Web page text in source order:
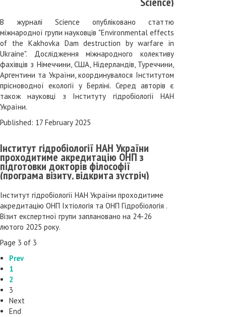
В журналі Science опубліковано статтю
міжнародної групи науковців "Environmental effects
of the Kakhovka Dam destruction by warfare in
Ukraine". Дослідження міжнародного колективу
фахівців з Німеччини, США, Нідерландів, Туреччини,
Аргентини та України, координувалося Інститутом
прісноводної екології у Берліні. Серед авторів є
також науковці з Інституту гідробіології НАН
України.
Published: 17 February 2025
Інститут гідробіології НАН України
проходитиме акредитацію ОНП з
підготовки докторів філософії
(програма візиту, відкрита зустріч)
Інститут гідробіології НАН України проходитиме
акредитацію ОНП Іхтіологія та ОНП Гідробіологія .
Візит експертної групи заплановано на 24-26
лютого 2025 року.
Page 3 of 3
Prev
1
2
3
Next
End